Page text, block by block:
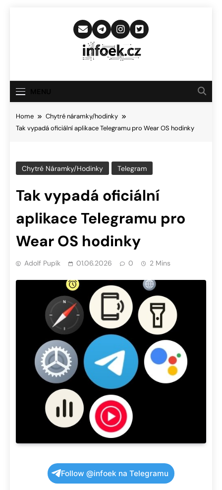
Infoek.cz
Novinkám
Home
Chytré náramky/hodinky
Tak vypadá oficiální aplikace Telegramu pro Wear OS hodinky
Chytré Náramky/hodinky Telegram
Tak vypadá oficiální
aplikace Telegramu pro
Wear OS hodinky
Adolf Pupík 01.06.2026 0 2 Mins
Follow @infoek na Telegramu